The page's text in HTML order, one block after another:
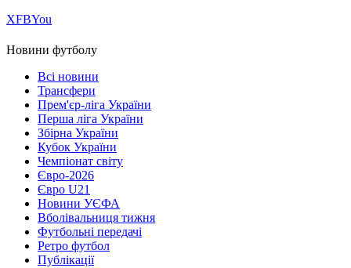
ХFBYou
Новини футболу
Всі новини
Трансфери
Прем'єр-ліга України
Перша ліга України
Збірна України
Кубок України
Чемпіонат світу
Євро-2026
Євро U21
Новини УЄФА
Вболівальниця тижня
Футбольні передачі
Ретро футбол
Публікації